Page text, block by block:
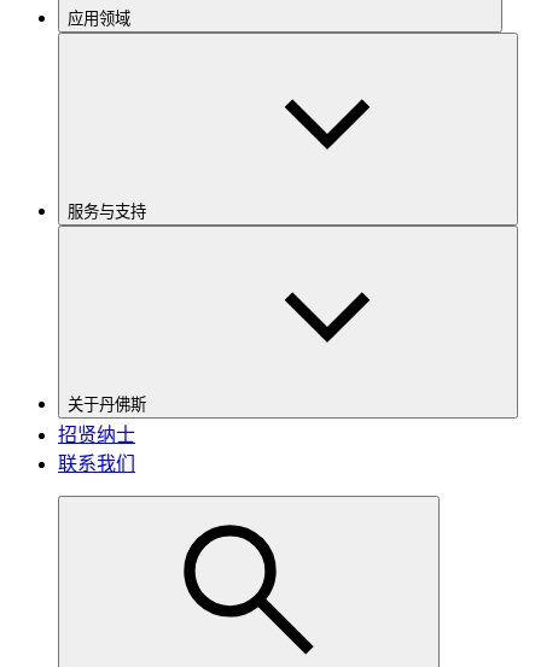
应用领域
服务与支持
关于丹佛斯
招贤纳士
联系我们